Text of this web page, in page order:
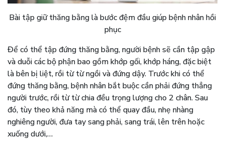
Bài tập giữ thăng bằng là bước đệm đầu giúp bệnh nhân hồi
phục
Để có thể tập đứng thăng bằng, người bệnh sẽ cần tập gập
và duỗi các bộ phận bao gồm khớp gối, khớp háng, đặc biệt
là bên bị liệt, rồi từ từ ngồi và đứng dậy. Trước khi có thể
đứng thăng bằng, bệnh nhân bắt buộc cần phải đứng thẳng
người trước, rồi từ từ chia đều trọng lượng cho 2 chân. Sau
đó, tùy theo khả năng mà có thể quay đầu, nhẹ nhàng
nghiêng người, đưa tay sang phải, sang trái, lên trên hoặc
xuống dưới,…